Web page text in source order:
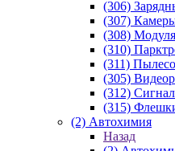
(306)
(307)
(308)
(310)
(311)
(305)
(312)
(315)
(2) Автохимия
Назад